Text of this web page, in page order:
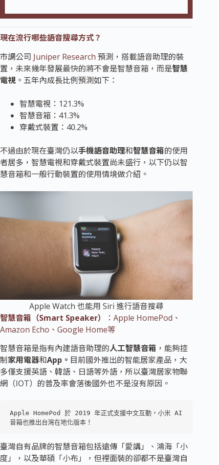
現在流行哪些語音搜尋方式？
市調公司 Juniper Research 預測，搭載語音助理的裝
置，未來幾年發展最快的將不會是智慧音箱，而是智慧
電視 。五年內成長比例預測如下：
智慧電視：121.3%
智慧音箱：41.3%
穿戴式裝置：40.2%
不過由於現在臺灣仍以手機語音助理和智慧音箱的使用
者居多，智慧電視和穿戴式裝置尚未盛行，以下仍以智
慧音箱和一般行動裝置的使用情境做介紹。
Apple Watch 也能用 Siri 進行語音搜尋
智慧音箱（Smart Speaker）
：Apple HomePod、
Amazon Echo、Google Home等
智慧音箱是指有內建語音助理的人工智慧音箱 ，能夠控
制家用電器和App。 目前國外推出的智能居家產品，大
多僅支援英語、韓語、日語等外語，所以臺灣居家物聯
網（IOT）的普及率會落後國外也不是沒有原因。
Apple HomePod 於 2019 年正式支援中文互動，小米 AI
音箱也推出台灣在地化版本！
臺灣自有品牌的智慧音箱包括遠傳「愛講」、鴻海「小
度」，以及華碩「小布」，但裡面裝的卻都不是臺灣自